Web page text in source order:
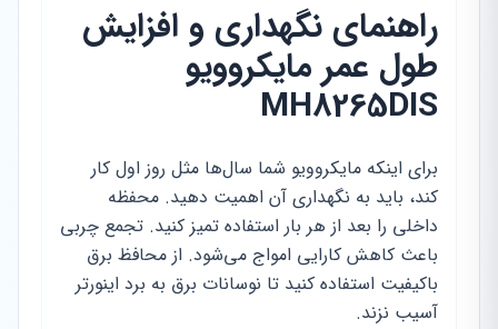
راهنمای نگهداری و افزایش
طول عمر مایکروویو
MH8265DIS
برای اینکه مایکروویو شما سال‌ها مثل روز اول کار
کند، باید به نگهداری آن اهمیت دهید. محفظه
داخلی را بعد از هر بار استفاده تمیز کنید. تجمع چربی
باعث کاهش کارایی امواج می‌شود. از محافظ برق
باکیفیت استفاده کنید تا نوسانات برق به برد اینورتر
آسیب نزند.